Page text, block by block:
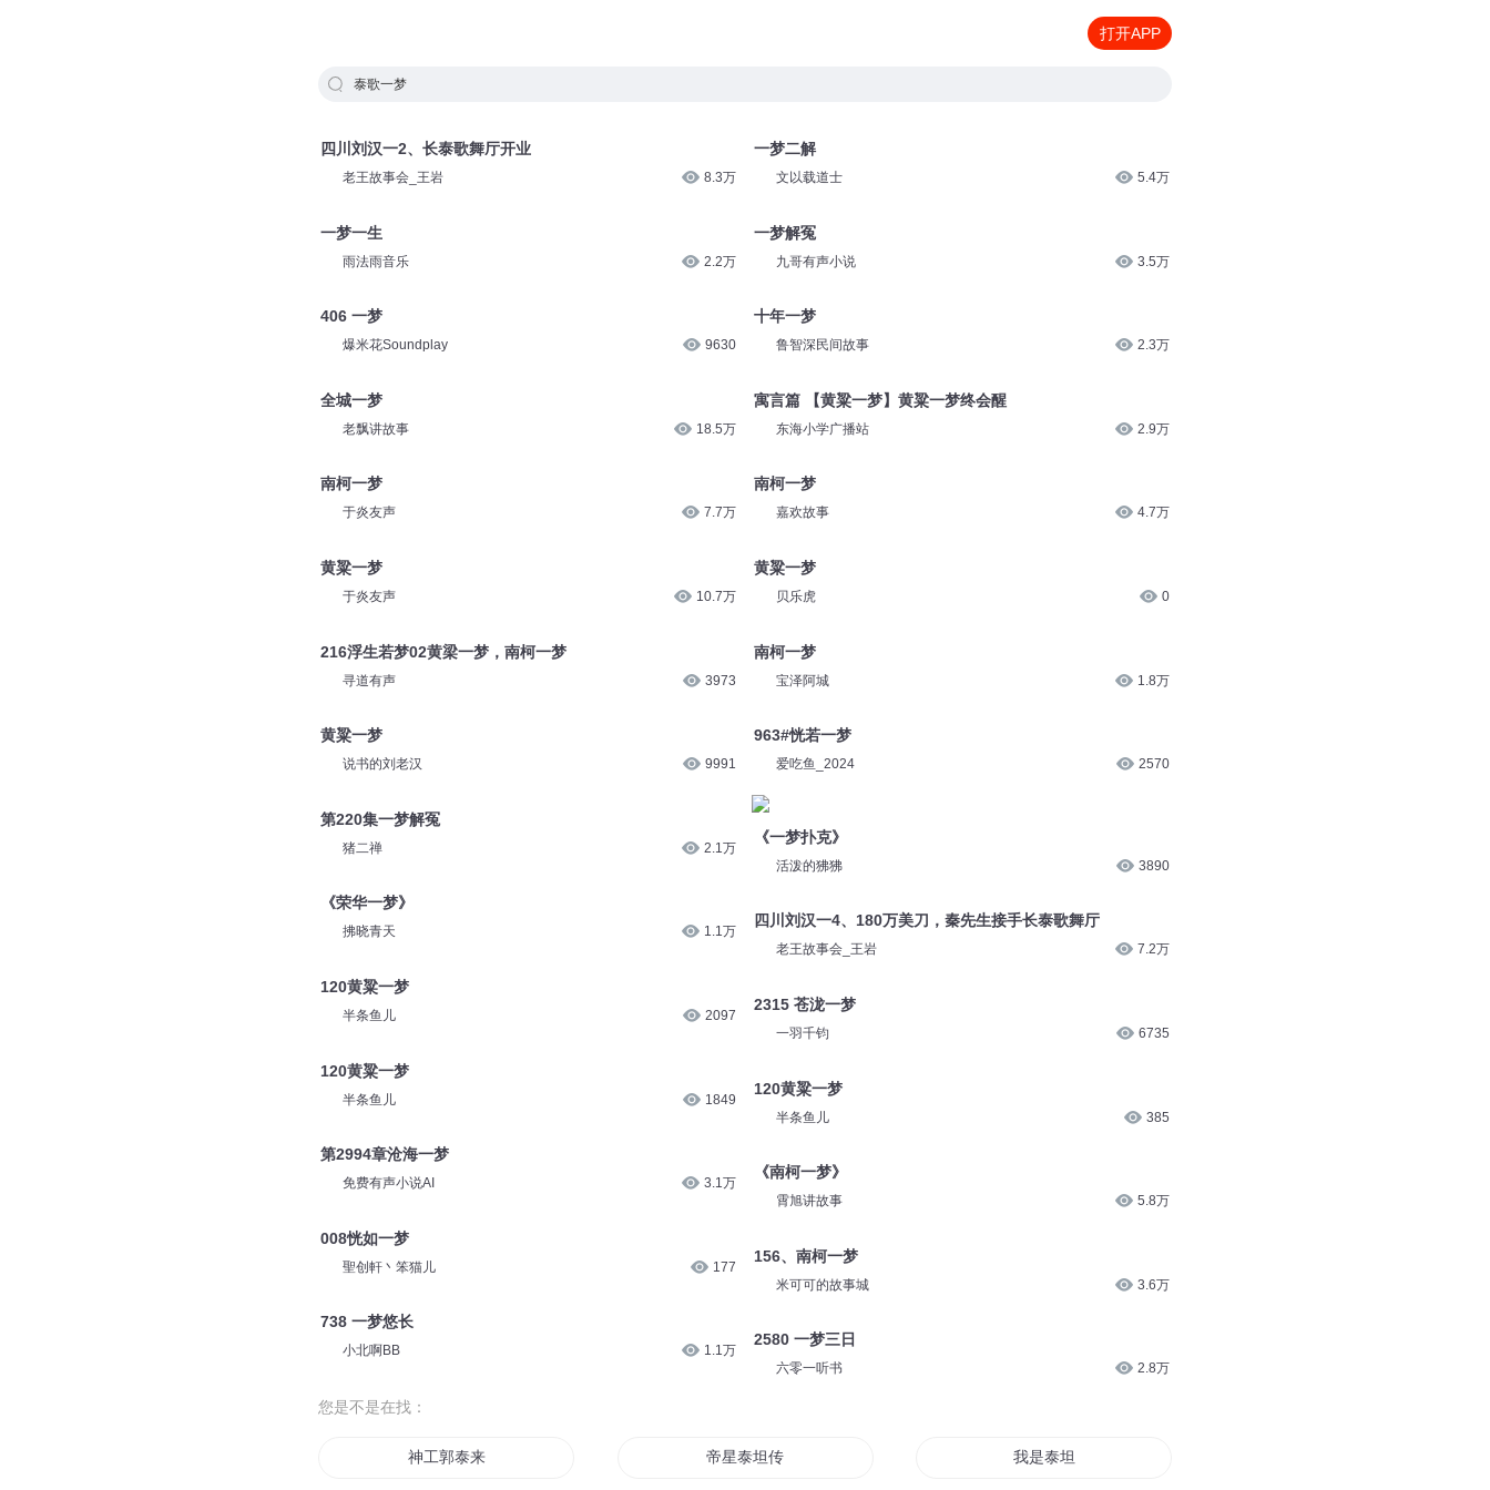
打开APP
泰歌一梦
四川刘汉一2、长泰歌舞厅开业
老王故事会_王岩 8.3万
一梦一生
雨法雨音乐 2.2万
406 一梦
爆米花Soundplay 9630
全城一梦
老飘讲故事 18.5万
南柯一梦
于炎友声 7.7万
黄粱一梦
于炎友声 10.7万
216浮生若梦02黄梁一梦，南柯一梦
寻道有声 3973
黄粱一梦
说书的刘老汉 9991
第220集一梦解冤
猪二禅 2.1万
《荣华一梦》
拂晓青天 1.1万
120黄粱一梦
半条鱼儿 2097
120黄粱一梦
半条鱼儿 1849
第2994章沧海一梦
免费有声小说AI 3.1万
008恍如一梦
聖创軒丶笨猫儿 177
738 一梦悠长
小北啊BB 1.1万
一梦二解
文以载道士 5.4万
一梦解冤
九哥有声小说 3.5万
十年一梦
鲁智深民间故事 2.3万
寓言篇 【黄粱一梦】黄粱一梦终会醒
东海小学广播站 2.9万
南柯一梦
嘉欢故事 4.7万
黄粱一梦
贝乐虎 0
南柯一梦
宝泽阿城 1.8万
963#恍若一梦
爱吃鱼_2024 2570
《一梦扑克》
活泼的狒狒 3890
四川刘汉一4、180万美刀，秦先生接手长泰歌舞厅
老王故事会_王岩 7.2万
2315 苍泷一梦
一羽千钧 6735
120黄粱一梦
半条鱼儿 385
《南柯一梦》
霄旭讲故事 5.8万
156、南柯一梦
米可可的故事城 3.6万
2580 一梦三日
六零一听书 2.8万
您是不是在找：
神工郭泰来 帝星泰坦传说 我是泰坦